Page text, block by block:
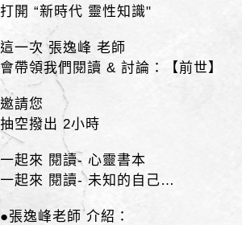
打開 “新時代 靈性知識"
這一次 張逸峰 老師
會帶領我們閱讀 & 討論：【前世】
邀請您
抽空撥出 2小時
一起來 閱讀- 心靈書本
一起來 閱讀- 未知的自己…
●張逸峰老師 介紹：